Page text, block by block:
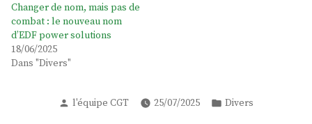
Changer de nom, mais pas de
combat : le nouveau nom
d’EDF power solutions
18/06/2025
Dans "Divers"
l'équipe CGT 25/07/2025 Divers